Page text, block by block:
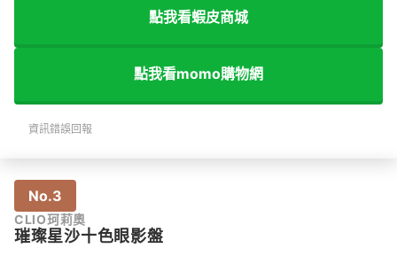
點我看蝦皮商城
點我看momo購物網
資訊錯誤回報
No.3
CLIO珂莉奧
璀璨星沙十色眼影盤